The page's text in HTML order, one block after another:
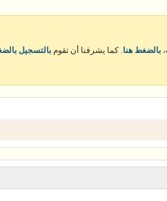
بالضغط هنا . كما يشرفنا أن تقوم بالتسجيل